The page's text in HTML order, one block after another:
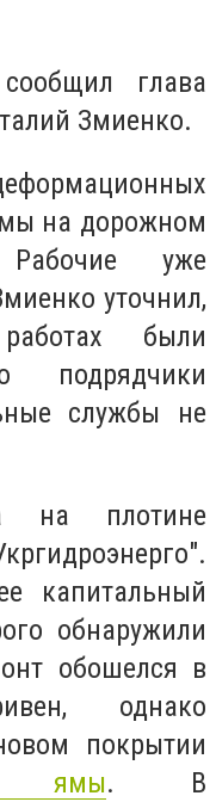
глава
Змиенко.
на дорожном
уже
уточнил,
были
подрядчики
службы не
на плотине
капитальный
обнаружили
обошелся в
однако
покрытии
ямы. В